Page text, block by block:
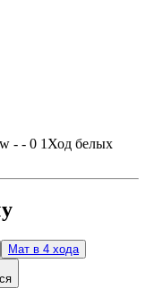
- - 0 1 Ход белых
Мат в 4 хода